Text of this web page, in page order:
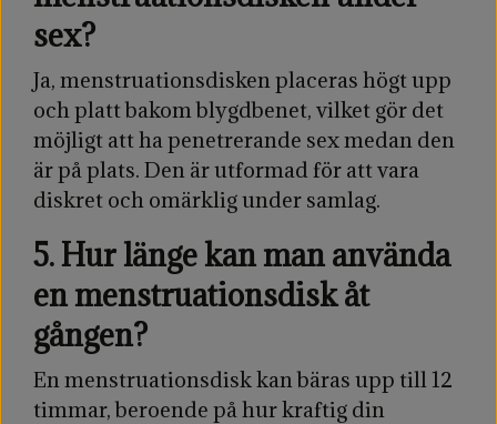
sex?
Ja, menstruationsdisken placeras högt upp
och platt bakom blygdbenet, vilket gör det
möjligt att ha penetrerande sex medan den
är på plats. Den är utformad för att vara
diskret och omärklig under samlag.
5. Hur länge kan man använda
en menstruationsdisk åt
gången?
En menstruationsdisk kan bäras upp till 12
timmar, beroende på hur kraftig din